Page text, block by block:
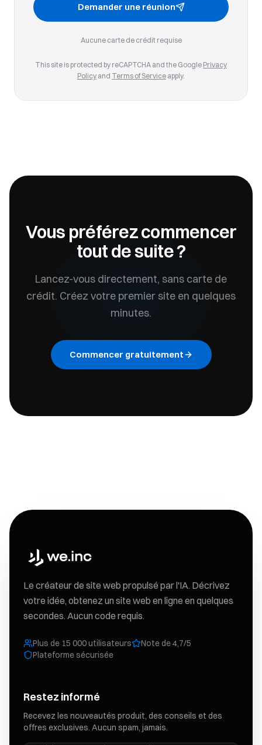
Demander une réunion
Aucune carte de crédit requise
This site is protected by reCAPTCHA and the Google Privacy
Policy and Terms of Service apply.
Vous préférez commencer
tout de suite ?
Lancez-vous directement, sans carte de
crédit. Créez votre premier site en quelques
minutes.
Commencer gratuitement
Le créateur de site web propulsé par l'IA. Décrivez
votre idée, obtenez un site web en ligne en quelques
secondes. Aucun code requis.
Plus de 15 000 utilisateurs
Note de 4,7/5
Plateforme sécurisée
Restez informé
Recevez les nouveautés produit, des conseils et des
offres exclusives. Aucun spam, jamais.